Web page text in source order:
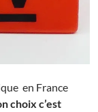
en France
choix c’est